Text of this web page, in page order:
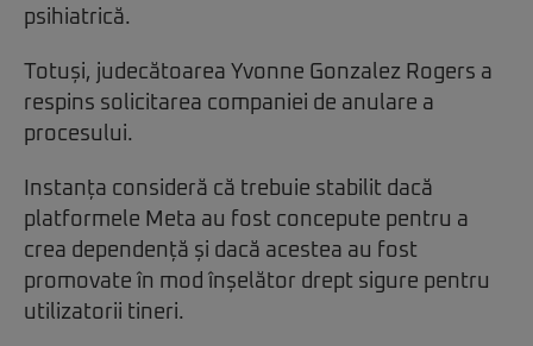
psihiatrică.
Totuși, judecătoarea Yvonne Gonzalez Rogers a
respins solicitarea companiei de anulare a
procesului.
Instanța consideră că trebuie stabilit dacă
platformele Meta au fost concepute pentru a
crea dependență și dacă acestea au fost
promovate în mod înșelător drept sigure pentru
utilizatorii tineri.